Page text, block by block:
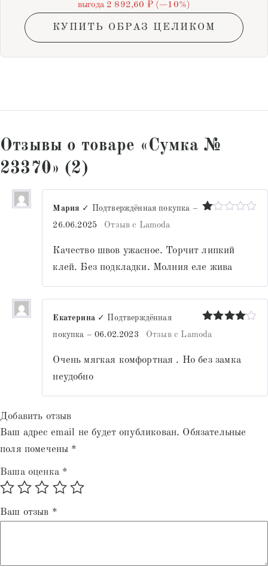
выгода 2 892,60 ₽ (−10%)
КУПИТЬ ОБРАЗ ЦЕЛИКОМ
Отзывы о товаре «Сумка №
23370» (2)
5
Мария ✓ Подтверждённая покупка –
26.06.2025
Отзыв с Lamoda
Качество швов ужасное. Торчит липкий
клей. Без подкладки. Молния еле жива
Оценка
из 5
Екатерина ✓ Подтверждённая
покупка – 06.02.2023 Отзыв с Lamoda
Очень мягкая комфортная . Но без замка
неудобно
Добавить отзыв
Ваш адрес email не будет опубликован. Обязательные
поля помечены *
Ваша оценка *
Ваш отзыв *